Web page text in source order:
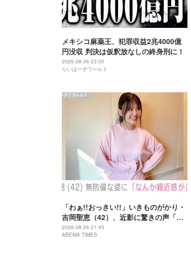
メキシコ麻薬王、犯罪収益2兆4000億
円没収 判決は仮釈放なしの終身刑に！
2026.08.06 23:00
らいばーずワールド
「わぁ!!おっきい!!」いきものがかり・
吉岡聖恵（42）、近影に驚きの声「な
にこれ…大好き」「なんか親近感が」
2026.08.06 21:45
ABEMA TIMES